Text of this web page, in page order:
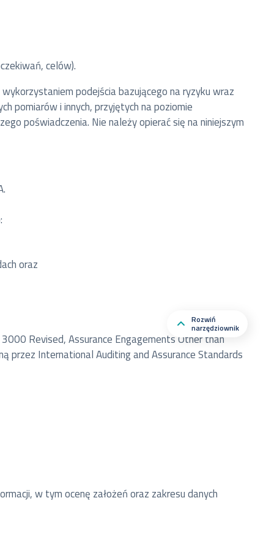
celów).
podejścia bazującego na ryzyku wraz
pomiarów i innych, przyjętych na poziomie
poświadczenia. Nie należy opierać się na niniejszym
oraz
Revised, Assurance Engagements Other than
przez International Auditing and Assurance Standards
w tym ocenę założeń oraz zakresu danych
Rozwiń
narzędziownik